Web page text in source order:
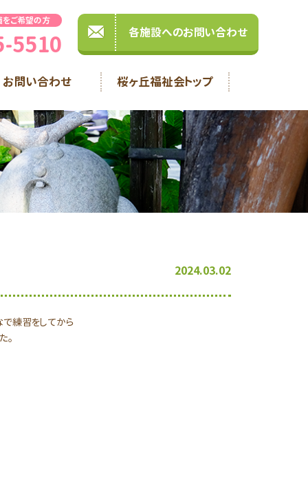
ご希望の方
5510 各施設へのお問い合わせ
お問い合わせ 桜ヶ丘福祉会トップ
2024.03.02
練習をしてから
。